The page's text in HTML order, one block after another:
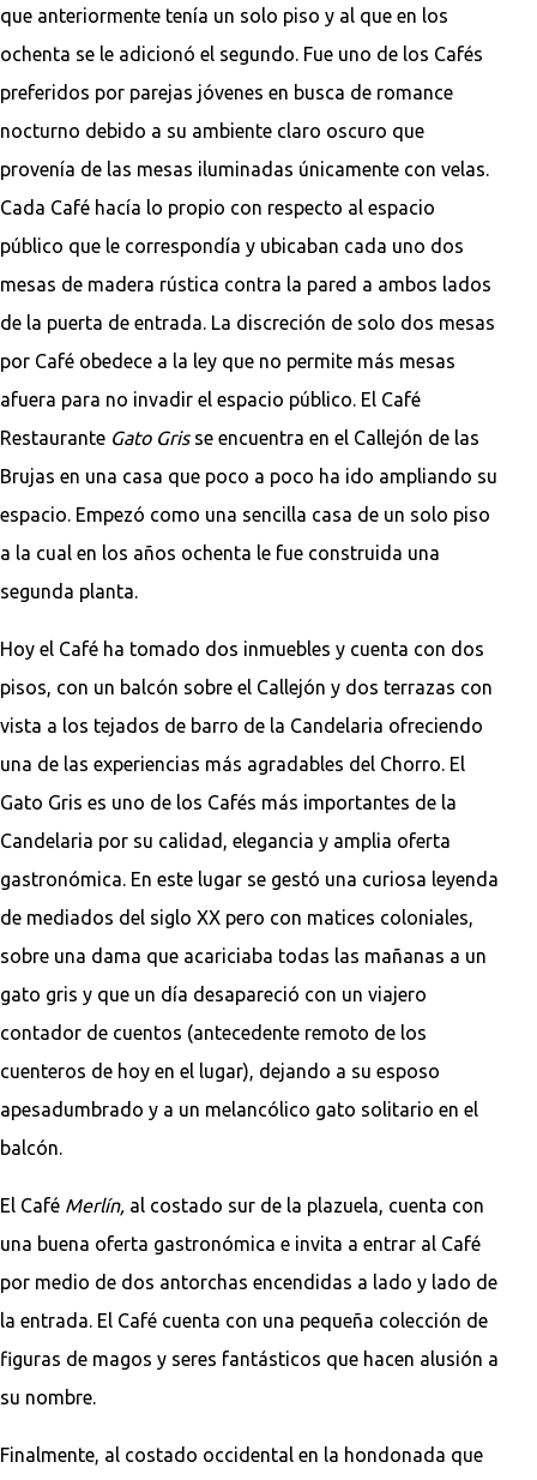
que anteriormente tenía un solo piso y al que en los
ochenta se le adicionó el segundo. Fue uno de los Cafés
preferidos por parejas jóvenes en busca de romance
nocturno debido a su ambiente claro oscuro que
provenía de las mesas iluminadas únicamente con velas.
Cada Café hacía lo propio con respecto al espacio
público que le correspondía y ubicaban cada uno dos
mesas de madera rústica contra la pared a ambos lados
de la puerta de entrada. La discreción de solo dos mesas
por Café obedece a la ley que no permite más mesas
afuera para no invadir el espacio público. El Café
Restaurante Gato Grisse encuentra en el Callejón de las
Brujas en una casa que poco a poco ha ido ampliando su
espacio. Empezó como una sencilla casa de un solo piso
a la cual en los años ochenta le fue construida una
segunda planta.
Hoy el Café ha tomado dos inmuebles y cuenta con dos
pisos, con un balcón sobre el Callejón y dos terrazas con
vista a los tejados de barro de la Candelaria ofreciendo
una de las experiencias más agradables del Chorro. El
Gato Gris es uno de los Cafés más importantes de la
Candelaria por su calidad, elegancia y amplia oferta
gastronómica. En este lugar se gestó una curiosa leyenda
de mediados del siglo XX pero con matices coloniales,
sobre una dama que acariciaba todas las mañanas a un
gato gris y que un día desapareció con un viajero
contador de cuentos (antecedente remoto de los
cuenteros de hoy en el lugar), dejando a su esposo
apesadumbrado y a un melancólico gato solitario en el
balcón.
El Café Merlín, al costado sur de la plazuela, cuenta con
una buena oferta gastronómica e invita a entrar al Café
por medio de dos antorchas encendidas a lado y lado de
la entrada. El Café cuenta con una pequeña colección de
figuras de magos y seres fantásticos que hacen alusión a
su nombre.
Finalmente, al costado occidental en la hondonada que